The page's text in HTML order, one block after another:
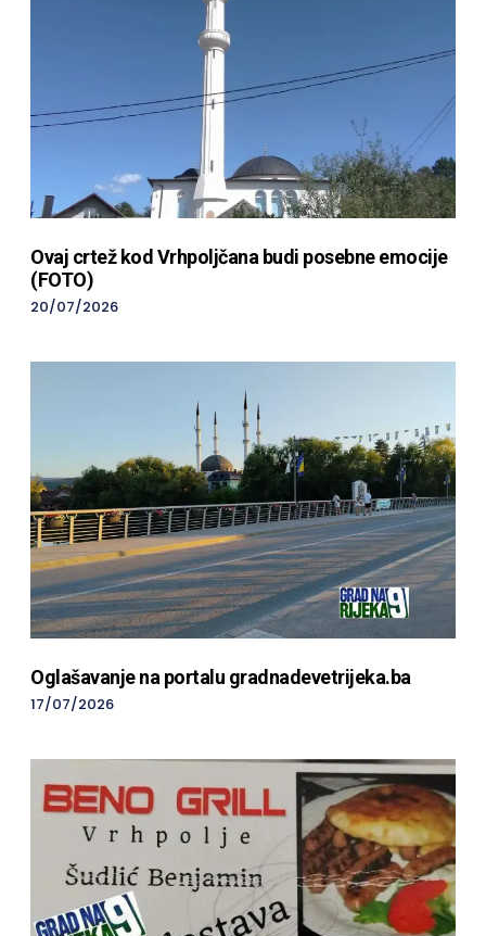
Ovaj crtež kod Vrhpoljčana budi posebne emocije
(FOTO)
20/07/2026
Oglašavanje na portalu gradnadevetrijeka.ba
17/07/2026